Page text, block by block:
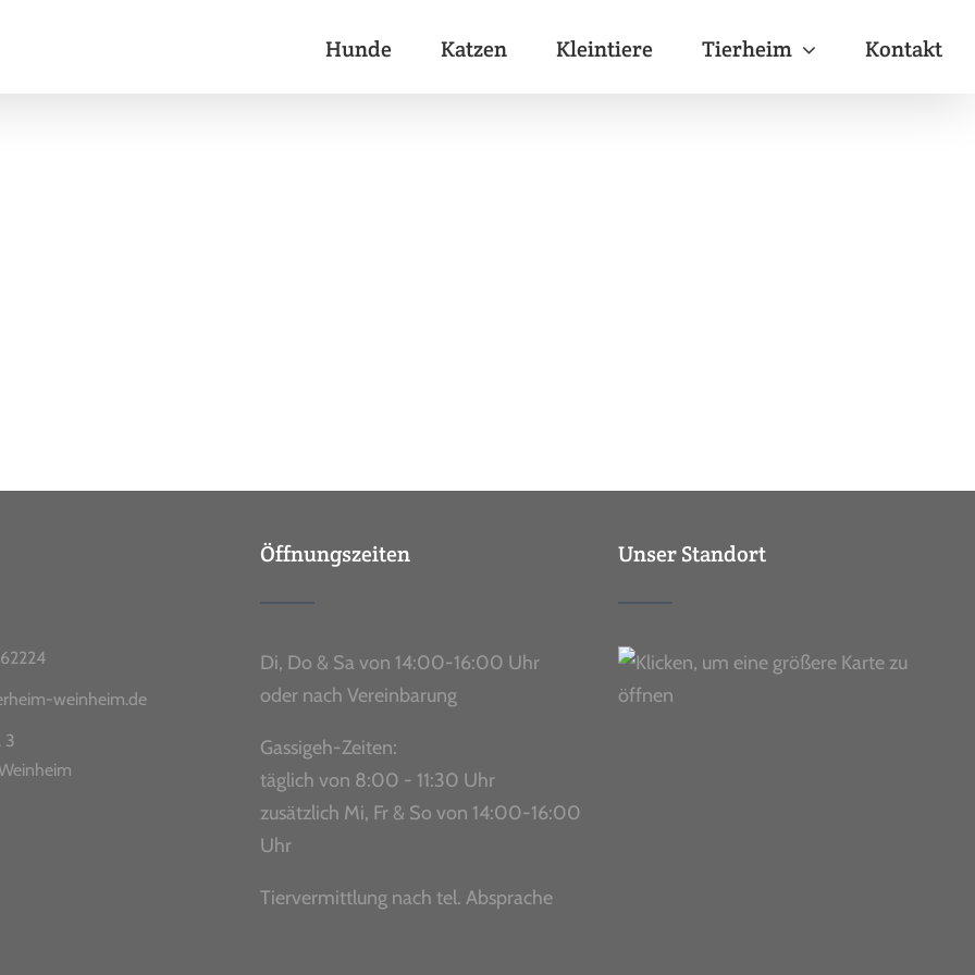
Hunde Katzen Kleintiere Tierheim Kontakt
weinheim.de
3
Öffnungszeiten
Di, Do & Sa von 14:00-16:00 Uhr
oder nach Vereinbarung
Gassigeh-Zeiten:
täglich von 8:00 - 11:30 Uhr
zusätzlich Mi, Fr & So von 14:00-16:00
Uhr
Tiervermittlung nach tel. Absprache
Unser Standort